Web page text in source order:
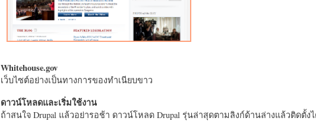
Whitehouse.gov
เว็บไซต์อย่างเป็นทางการของทำเนียบขาว
ดาวน์โหลดและเริ่มใช้งาน
ถ้าสนใจ Drupal แล้วอย่ารอช้า ดาวน์โหลด Drupal รุ่นล่าสุดตามลิงก์ด้านล่างแล้วติดตั้ง